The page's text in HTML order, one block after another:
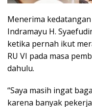
Menerima kedatangan
Indramayu H.
ketika pernah ikut
RU VI pada masa
dahulu.
“Saya masih ingat
karena banyak